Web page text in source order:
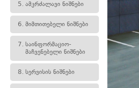
5. ამკრძალავი ნიშნები
6. მიმთითებელი ნიშნები
7. საინფორმაციო-
მაჩვენებელი ნიშნები
8. სერვისის ნიშნები